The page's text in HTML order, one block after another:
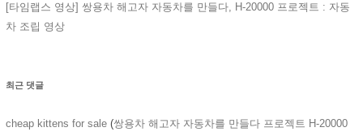
[타임랩스 영상] 쌍용차 해고자 자동차를 만들다, H-20000 프로젝트 : 자동
차 조립 영상
최근 댓글
cheap kittens for sale (쌍용차 해고자 자동차를 만들다 프로젝트 H-20000